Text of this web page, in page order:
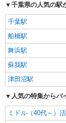
千葉県の人気の駅
千葉駅
船橋駅
舞浜駅
蘇我駅
津田沼駅
人気の特集からバ
ミドル（40代～）